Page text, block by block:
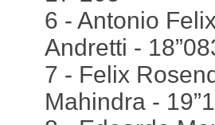
6 - Antonio
Andretti -
7 - Felix
Mahindra -